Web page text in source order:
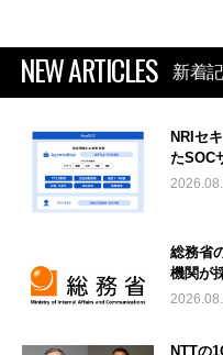
NEW ARTICLES 新着
NRIセ
たSOC
総務省
機関が
NTTの